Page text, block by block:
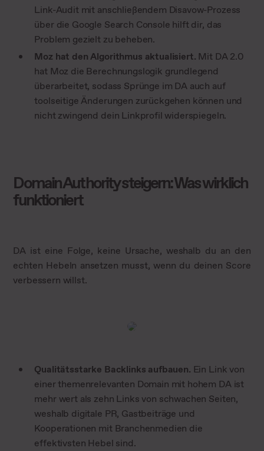
Link-Audit mit anschließendem Disavow-Prozess
über die Google Search Console hilft dir, das
Problem gezielt zu beheben.
Moz hat den Algorithmus aktualisiert. Mit DA 2.0
hat Moz die Berechnungslogik grundlegend
überarbeitet, sodass Sprünge im DA auch auf
toolseitige Änderungen zurückgehen können und
nicht zwingend dein Linkprofil widerspiegeln.
Domain Authority steigern: Was wirklich
funktioniert
DA ist eine Folge, keine Ursache, weshalb du an den
echten Hebeln ansetzen musst, wenn du deinen Score
verbessern willst.
Qualitätsstarke Backlinks aufbauen. Ein Link von
einer themenrelevanten Domain mit hohem DA ist
mehr wert als zehn Links von schwachen Seiten,
weshalb digitale PR, Gastbeiträge und
Kooperationen mit Branchenmedien die
effektivsten Hebel sind.